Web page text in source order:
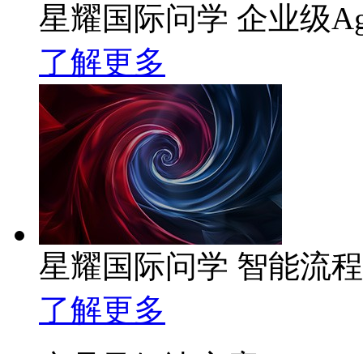
星耀国际问学 企业级
了解更多
星耀国际问学 智能流
了解更多